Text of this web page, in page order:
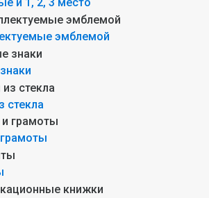
и 1, 2, 3 место
эмблемой
стекла